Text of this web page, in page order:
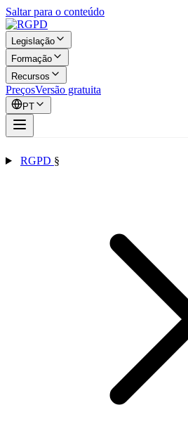
Saltar para o conteúdo
Legislação
Formação
Recursos
PreçosVersão gratuita
PT
RGPD §